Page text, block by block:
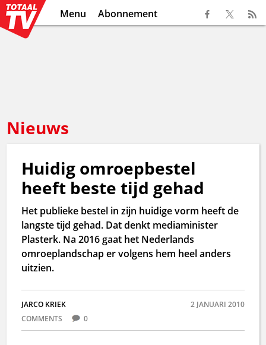
Menu Abonnement
Nieuws
Huidig omroepbestel
heeft beste tijd gehad
Het publieke bestel in zijn huidige vorm heeft de
langste tijd gehad. Dat denkt mediaminister
Plasterk. Na 2016 gaat het Nederlands
omroeplandschap er volgens hem heel anders
uitzien.
JARCO KRIEK
2 JANUARI 2010
COMMENTS
0